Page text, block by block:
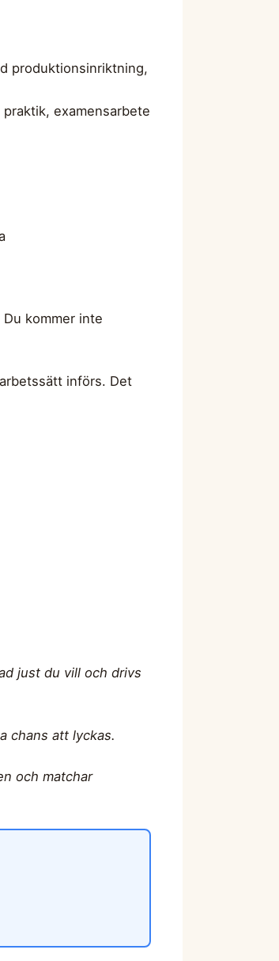
produktionsinriktning,
examensarbete
kommer inte
införs. Det
just du vill och drivs
chans att lyckas.
och matchar